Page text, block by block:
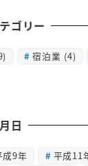
ゴリー
宿泊業 (4)
日
成9年 平成11